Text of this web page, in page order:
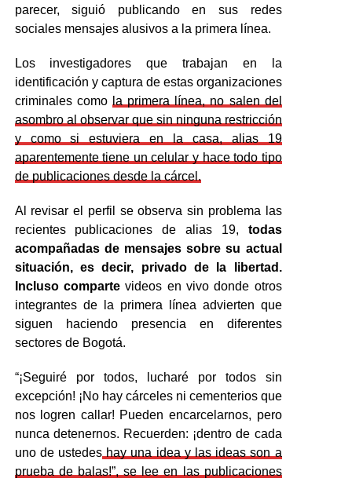
parecer, siguió publicando en sus redes
sociales mensajes alusivos a la primera línea.
Los investigadores que trabajan en la
identificación y captura de estas organizaciones
criminales como la primera línea, no salen del
asombro al observar que sin ninguna restricción
y como si estuviera en la casa, alias 19
aparentemente tiene un celular y hace todo tipo
de publicaciones desde la cárcel.
Al revisar el perfil se observa sin problema las
recientes publicaciones de alias 19, todas
acompañadas de mensajes sobre su actual
situación, es decir, privado de la libertad.
Incluso compartevideos en vivo donde otros
integrantes de la primera línea advierten que
siguen haciendo presencia en diferentes
sectores de Bogotá.
“¡Seguiré por todos, lucharé por todos sin
excepción! ¡No hay cárceles ni cementerios que
nos logren callar! Pueden encarcelarnos, pero
nunca detenernos. Recuerden: ¡dentro de cada
uno de ustedes hay una idea y las ideas son a
prueba de balas!”, se lee en las publicaciones